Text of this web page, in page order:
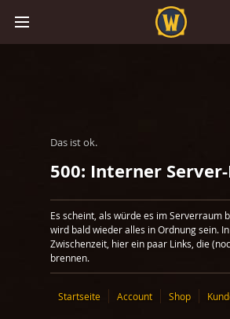
Das ist ok.
500: Interner
Es scheint, als würde es im Serverraum
wird bald wieder alles in Ordnung sein.
Zwischenzeit, hier ein paar Links, die
brennen.
Startseite Account Shop